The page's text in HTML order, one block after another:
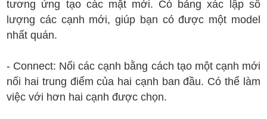
tương ứng tạo các mặt mới. Có bảng xác lập số
lượng các cạnh mới, giúp bạn có được một model
nhất quán.
- Connect: Nối các cạnh bằng cách tạo một cạnh mới
nối hai trung điểm của hai cạnh ban đầu. Có thể làm
việc với hơn hai cạnh được chọn.